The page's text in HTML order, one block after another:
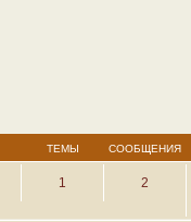
ТЕМЫ СООБЩЕНИЯ
1 2